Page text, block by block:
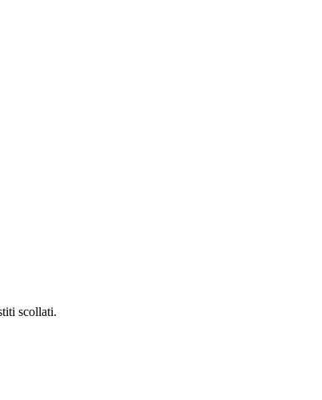
scollati.